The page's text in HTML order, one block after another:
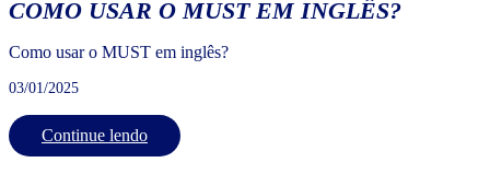
COMO USAR O MUST EM INGLÊS?
Como usar o MUST em inglês?
03/01/2025
Continue lendo